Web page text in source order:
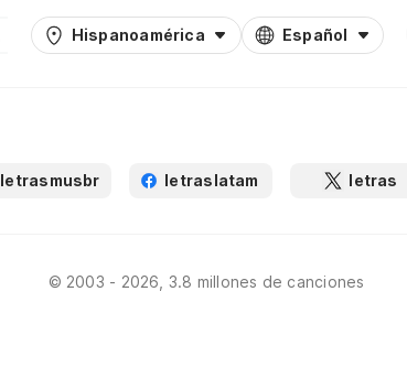
Hispanoamérica Español
letrasmusbr letraslatam letras
© 2003 - 2026, 3.8 millones de canciones